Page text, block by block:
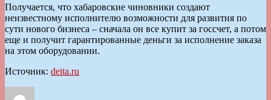
Получается, что хабаровские чиновники создают
неизвестному исполнителю возможности для развития по
сути нового бизнеса – сначала он все купит за госсчет, а потом
еще и получит гарантированные деньги за исполнение заказа
на этом оборудовании.
Источник: deita.ru